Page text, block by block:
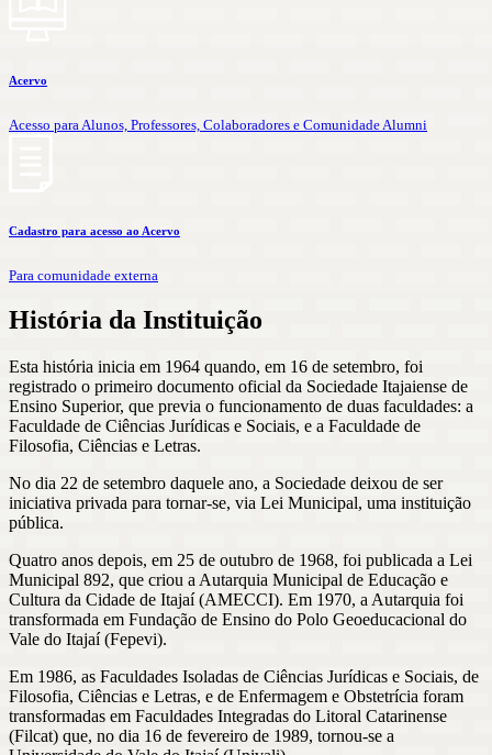
Acervo
Acesso para Alunos, Professores, Colaboradores e Comunidade Alumni
Cadastro para acesso ao Acervo
Para comunidade externa
História da Instituição
Esta história inicia em 1964 quando, em 16 de setembro, foi
registrado o primeiro documento oficial da Sociedade Itajaiense de
Ensino Superior, que previa o funcionamento de duas faculdades: a
Faculdade de Ciências Jurídicas e Sociais, e a Faculdade de
Filosofia, Ciências e Letras.
No dia 22 de setembro daquele ano, a Sociedade deixou de ser
iniciativa privada para tornar-se, via Lei Municipal, uma instituição
pública.
Quatro anos depois, em 25 de outubro de 1968, foi publicada a Lei
Municipal 892, que criou a Autarquia Municipal de Educação e
Cultura da Cidade de Itajaí (AMECCI). Em 1970, a Autarquia foi
transformada em Fundação de Ensino do Polo Geoeducacional do
Vale do Itajaí (Fepevi).
Em 1986, as Faculdades Isoladas de Ciências Jurídicas e Sociais, de
Filosofia, Ciências e Letras, e de Enfermagem e Obstetrícia foram
transformadas em Faculdades Integradas do Litoral Catarinense
(Filcat) que, no dia 16 de fevereiro de 1989, tornou-se a